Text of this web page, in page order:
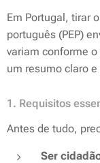
Em Portugal, tirar
português (PEP)
variam conforme
um resumo claro
1. Requisitos
Antes de tudo,
Ser